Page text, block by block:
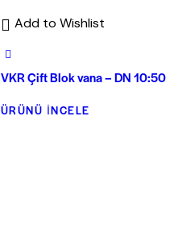
Add to Wishlist
VKR Çift Blok vana – DN 10:50
ÜRÜNÜ İNCELE